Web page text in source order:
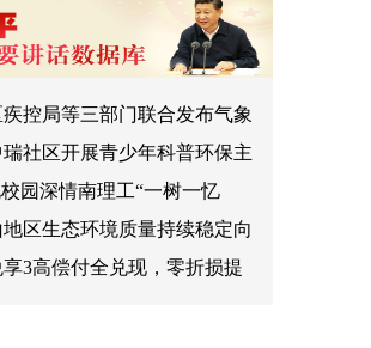
疾控局等三部门联合发布气象
社区开展青少年科普环保主
园深情南理工“一树一忆
区生态环境质量持续稳定向
3高偿付全兑现，零折损提